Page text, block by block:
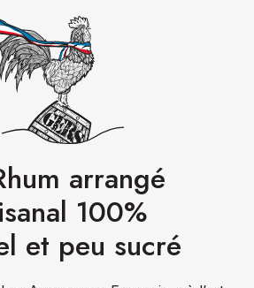
arrangé
100%
et peu sucré